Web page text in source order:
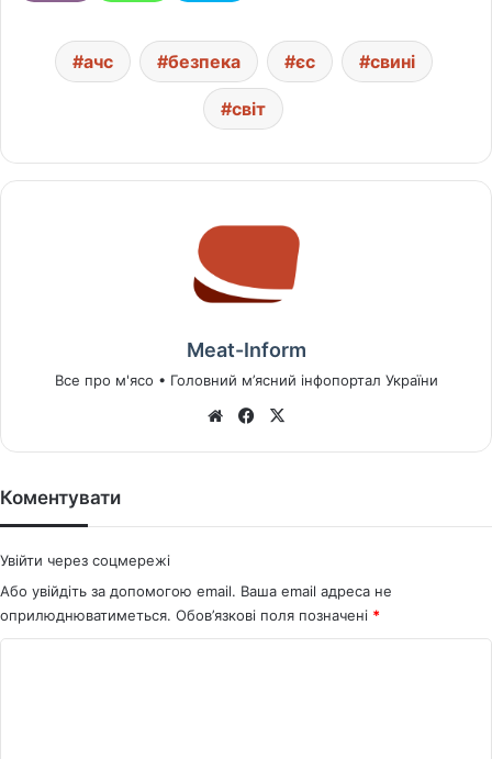
ачс безпека єс свині
світ
Meat-Inform
Все про м'ясо • Головний м’ясний інфопортал України
We
Fa
Коментувати
Увійти через соцмережі
Або увійдіть за допомогою email. Ваша email адреса не
оприлюднюватиметься. Обов’язкові поля позначені *